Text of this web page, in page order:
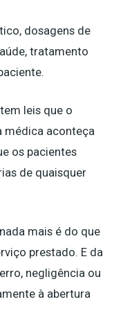
dosagens de
tratamento
leis que o
médica aconteça
os pacientes
de quaisquer
mais é do que
prestado. E da
negligência ou
à abertura